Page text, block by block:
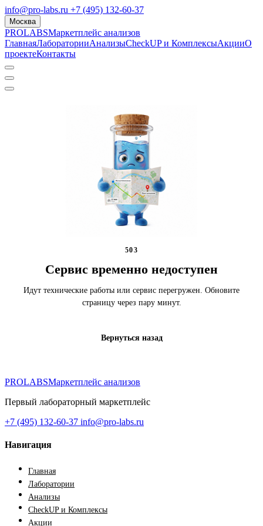
info@pro-labs.ru +7 (495) 132-60-37
Москва
PROLABSМаркетплейс анализов
ГлавнаяЛабораторииАнализыCheckUP и КомплексыАкцииО
проектеКонтакты
503
Сервис временно недоступен
Идут технические работы или сервис перегружен. Обновите
страницу через пару минут.
Вернуться назад
PROLABSМаркетплейс анализов
Первый лабораторный маркетплейс
+7 (495) 132-60-37 info@pro-labs.ru
Навигация
Главная
Лаборатории
Анализы
CheckUP и Комплексы
Акции